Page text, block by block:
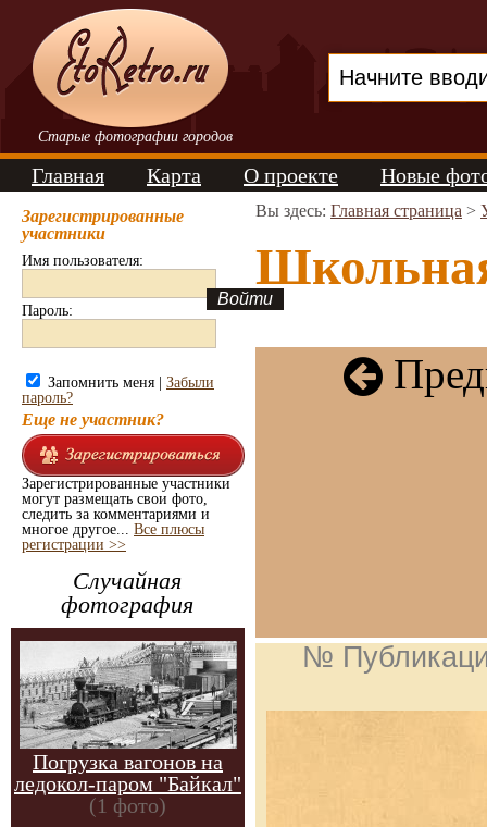
Старые фотографии городов
Главная Карта О проекте Новые
Зарегистрированные
участники
Имя пользователя:
Пароль:
Запомнить меня | Забыли
пароль?
Еще не участник?
Зарегистрированные участники
могут размещать свои фото,
следить за комментариями и
многое другое... Все плюсы
регистрации >>
Случайная
фотография
Погрузка вагонов на
ледокол-паром "Байкал"
(1 фото)
Вы здесь: Главная страница >
№